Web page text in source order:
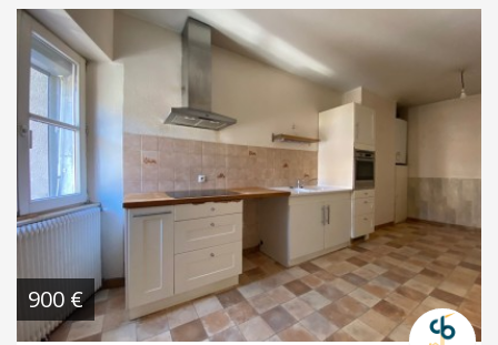
900 €